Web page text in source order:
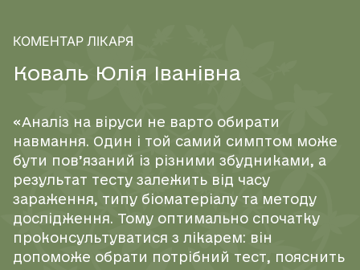
КОМЕНТАР ЛІКАРЯ
Коваль Юлія ванівна
«Аналіз на віруси не варто обирати
навмання. Один і той самий симптом може
бути пов’язаний із різними збудниками, а
результат тесту залежить від часу
зараження, типу біоматеріалу та методу
дослідження. Тому оптимально спочатку
проконсультуватися з лікарем: він
допоможе обрати потрібний тест, пояснить